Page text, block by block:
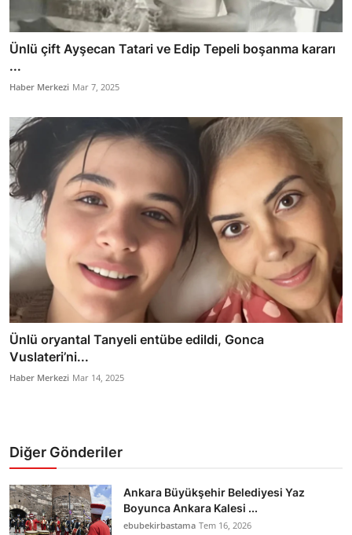
Ünlü çift Ayşecan Tatari ve Edip Tepeli boşanma kararı
...
Haber Merkezi Mar 7, 2025
Ünlü oryantal Tanyeli entübe edildi, Gonca
Vuslateri’ni...
Haber Merkezi Mar 14, 2025
Diğer Gönderiler
Ankara Büyükşehir Belediyesi Yaz
Boyunca Ankara Kalesi ...
ebubekirbastama Tem 16, 2026